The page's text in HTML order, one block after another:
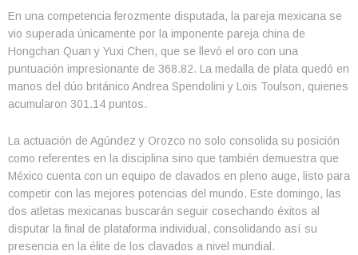
En una competencia ferozmente disputada, la pareja mexicana se
vio superada únicamente por la imponente pareja china de
Hongchan Quan y Yuxi Chen, que se llevó el oro con una
puntuación impresionante de 368.82. La medalla de plata quedó en
manos del dúo británico Andrea Spendolini y Lois Toulson, quienes
acumularon 301.14 puntos.
La actuación de Agúndez y Orozco no solo consolida su posición
como referentes en la disciplina sino que también demuestra que
México cuenta con un equipo de clavados en pleno auge, listo para
competir con las mejores potencias del mundo. Este domingo, las
dos atletas mexicanas buscarán seguir cosechando éxitos al
disputar la final de plataforma individual, consolidando así su
presencia en la élite de los clavados a nivel mundial.